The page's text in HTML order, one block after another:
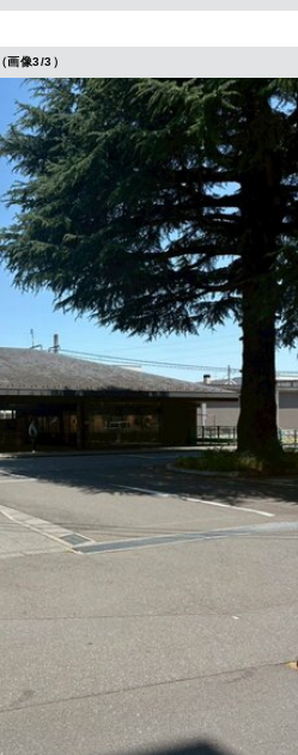
（画像3/3）